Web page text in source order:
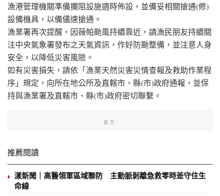
漁港管理機關準備攔阻設施適時佈設，並備妥相關搶通(修)
設備機具，以備儘速搶通。
漁業署再次提醒，因薇帕颱風持續靠近，請漁民朋友持續關
注中央氣象署發布之天氣資訊，作好防颱整備，並注意人身
安全，以降低災害風險。
如有災害損失，請依「漁業天然災害災情查報及救助作業程
序」規定，向所在地公所及直轄市、縣(市)政府通報，並保
持與漁業署及直轄市、縣(市)政府密切聯繫。
廣告
推薦閱讀
漾新聞｜高醫領軍區域聯防 主動脈剝離急救零時差守住生
命線